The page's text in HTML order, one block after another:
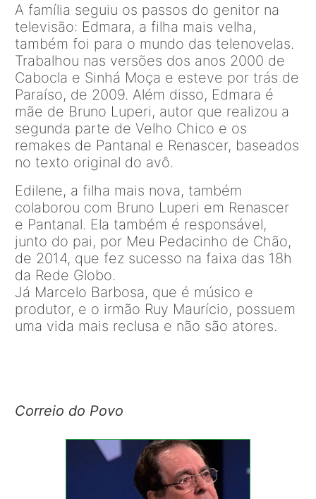
A família seguiu os passos do genitor na
televisão: Edmara, a filha mais velha,
também foi para o mundo das telenovelas.
Trabalhou nas versões dos anos 2000 de
Cabocla e Sinhá Moça e esteve por trás de
Paraíso, de 2009. Além disso, Edmara é
mãe de Bruno Luperi, autor que realizou a
segunda parte de Velho Chico e os
remakes de Pantanal e Renascer, baseados
no texto original do avô.
Edilene, a filha mais nova, também
colaborou com Bruno Luperi em Renascer
e Pantanal. Ela também é responsável,
junto do pai, por Meu Pedacinho de Chão,
de 2014, que fez sucesso na faixa das 18h
da Rede Globo.
Já Marcelo Barbosa, que é músico e
produtor, e o irmão Ruy Maurício, possuem
uma vida mais reclusa e não são atores.
Correio do Povo